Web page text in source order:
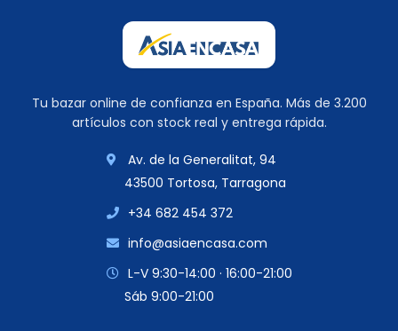
Tu bazar online de confianza en España. Más de 3.200
artículos con stock real y entrega rápida.
Av. de la Generalitat, 94
43500 Tortosa, Tarragona
+34 682 454 372
info@asiaencasa.com
L-V 9:30-14:00 · 16:00-21:00
Sáb 9:00-21:00